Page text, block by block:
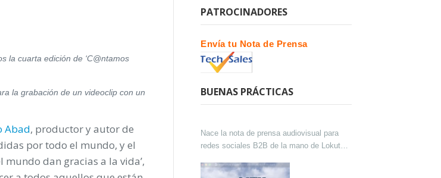
la cuarta edición de ‘C@ntamos
la grabación de un videoclip con un
Abad, productor y autor de
por todo el mundo, y el
mundo dan gracias a la vida’,
PATROCINADORES
Envía tu Nota de Prensa
BUENAS PRÁCTICAS
Nace la nota de prensa audiovisual para
redes sociales B2B de la mano de Lokutor